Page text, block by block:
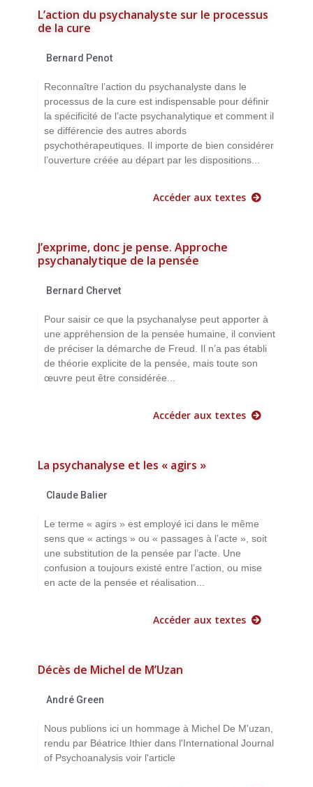
L’action du psychanalyste sur le processus
de la cure
Bernard Penot
Reconnaître l’action du psychanalyste dans le
processus de la cure est indispensable pour définir
la spécificité de l’acte psychanalytique et comment il
se différencie des autres abords
psychothérapeutiques. Il importe de bien considérer
l’ouverture créée au départ par les dispositions...
Accéder aux textes
J’exprime, donc je pense. Approche
psychanalytique de la pensée
Bernard Chervet
Pour saisir ce que la psychanalyse peut apporter à
une appréhension de la pensée humaine, il convient
de préciser la démarche de Freud. Il n’a pas établi
de théorie explicite de la pensée, mais toute son
œuvre peut être considérée...
Accéder aux textes
La psychanalyse et les « agirs »
Claude Balier
Le terme « agirs » est employé ici dans le même
sens que « actings » ou « passages à l’acte », soit
une substitution de la pensée par l’acte. Une
confusion a toujours existé entre l’action, ou mise
en acte de la pensée et réalisation...
Accéder aux textes
Décès de Michel de M’Uzan
André Green
Nous publions ici un hommage à Michel De M'uzan,
rendu par Béatrice Ithier dans l'International Journal
of Psychoanalysis voir l'article